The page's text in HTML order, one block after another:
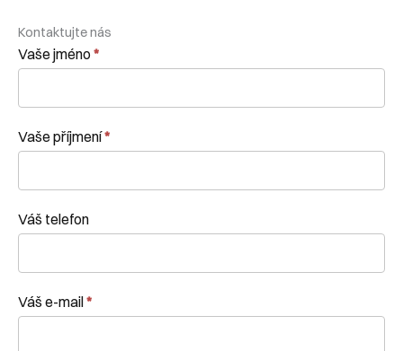
Kontaktujte nás
Kontaktní
formulář
Vaše jméno *
Vaše příjmení*
Váš telefon
Váš e-mail*